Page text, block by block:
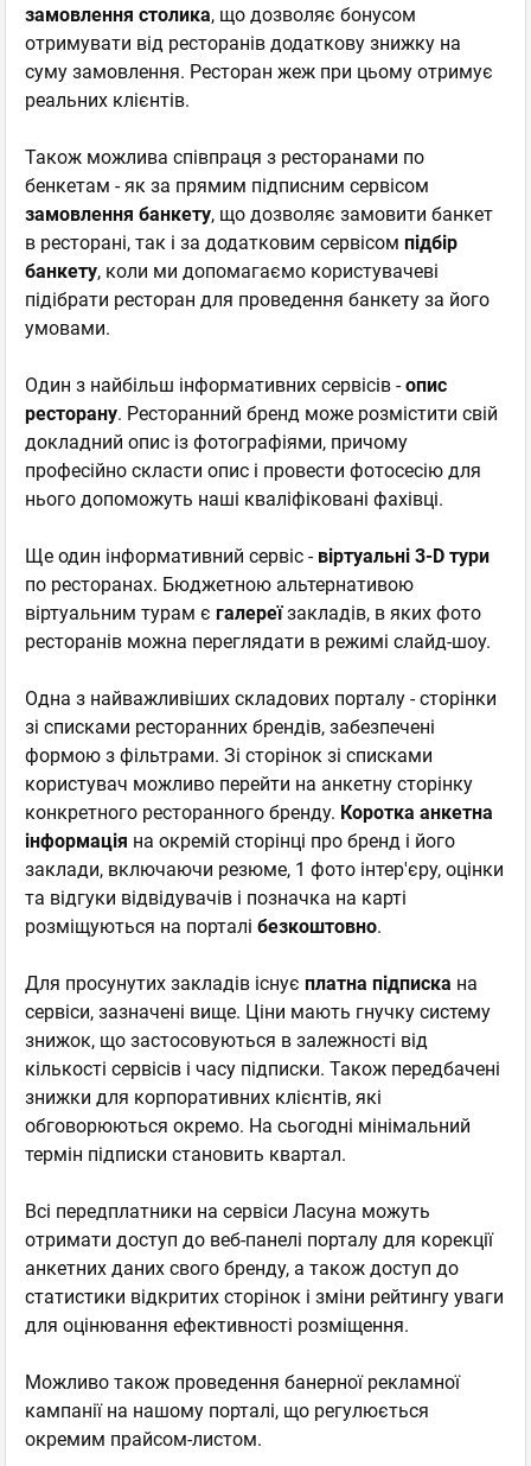
замовлення столика, що дозволяє бонусом
отримувати від ресторанів додаткову знижку на
суму замовлення. Ресторан жеж при цьому отримує
реальних клієнтів.
Також можлива співпраця з ресторанами по
бенкетам - як за прямим підписним сервісом
замовлення банкету, що дозволяє замовити банкет
в ресторані, так і за додатковим сервісом підбір
банкету, коли ми допомагаємо користувачеві
підібрати ресторан для проведення банкету за його
умовами.
Один з найбільш інформативних сервісів -опис
ресторану. Ресторанний бренд може розмістити свій
докладний опис із фотографіями, причому
професійно скласти опис і провести фотосесію для
нього допоможуть наші кваліфіковані фахівці.
Ще один інформативний сервіс - віртуальні 3-D тури
по ресторанах. Бюджетною альтернативою
віртуальним турам є галереїзакладів, в яких фото
ресторанів можна переглядати в режимі слайд-шоу.
Одна з найважливіших складових порталу - сторінки
зі списками ресторанних брендів, забезпечені
формою з фільтрами. Зі сторінок зі списками
користувач можливо перейти на анкетну сторінку
конкретного ресторанного бренду. Коротка анкетна
інформація на окремій сторінці про бренд і його
заклади, включаючи резюме, 1 фото інтер'єру, оцінки
та відгуки відвідувачів і позначка на карті
розміщуються на порталі безкоштовно.
Для просунутих закладів існує платна підписка на
сервіси, зазначені вище. Ціни мають гнучку систему
знижок, що застосовуються в залежності від
кількості сервісів і часу підписки. Також передбачені
знижки для корпоративних клієнтів, які
обговорюються окремо. На сьогодні мінімальний
термін підписки становить квартал.
Всі передплатники на сервіси Ласуна можуть
отримати доступ до веб-панелі порталу для корекції
анкетних даних свого бренду, а також доступ до
статистики відкритих сторінок і зміни рейтингу уваги
для оцінювання ефективності розміщення.
Можливо також проведення банерної рекламної
кампанії на нашому порталі, що регулюється
окремим прайсом-листом.